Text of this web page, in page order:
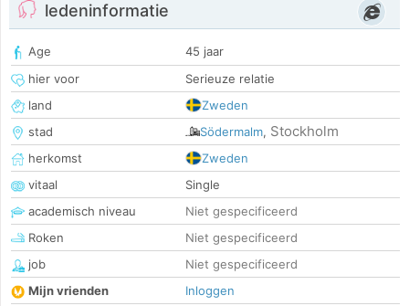
ledeninformatie
Age
45 jaar
hier voor
Serieuze relatie
land
Zweden
stad
Södermalm, Stockholm
herkomst
Zweden
vitaal
Single
academisch niveau
Niet gespecificeerd
Roken
Niet gespecificeerd
job
Niet gespecificeerd
Mijn vrienden
Inloggen